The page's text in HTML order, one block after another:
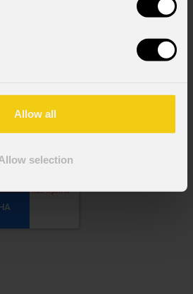
Allow all
selection
dei dati per
commerciali e iniziative di
ai sensi dell'art. 13 del
(Privacy Policy).